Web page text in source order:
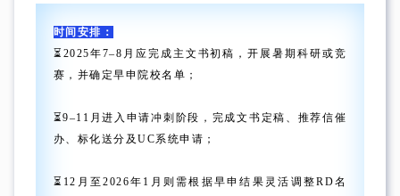
时间安排：
⏳2025年7–8月应完成主文书初稿，开展暑期科研或竞
赛，并确定早申院校名单；
⏳9–11月进入申请冲刺阶段，完成文书定稿、推荐信催
办、标化送分及UC系统申请；
⏳12月至2026年1月则需根据早申结果灵活调整RD名